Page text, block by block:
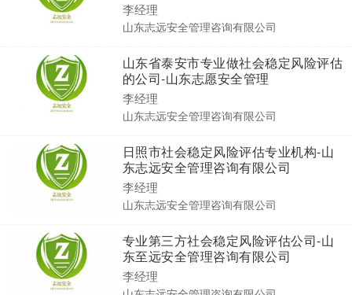
李经理
山东志远安全管理咨询有限公司
山东省泰安市专业做社会稳定风险评估
的公司-山东志愿安全管理
李经理
山东志远安全管理咨询有限公司
日照市社会稳定风险评估专业机构-山
东志远安全管理咨询有限公司
李经理
山东志远安全管理咨询有限公司
专业第三方社会稳定风险评估公司-山
东至远安全管理咨询有限公司
李经理